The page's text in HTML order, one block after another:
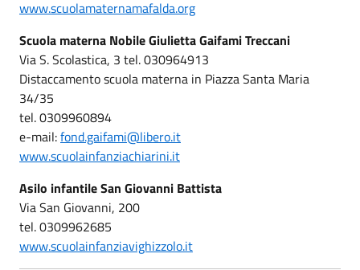
www.scuolamaternamafalda.org
Scuola materna Nobile Giulietta Gaifami Treccani
Via S. Scolastica, 3 tel. 030964913
Distaccamento scuola materna in Piazza Santa Maria
34/35
tel. 0309960894
e-mail:fond.gaifami@libero.it
www.scuolainfanziachiarini.it
Asilo infantile San Giovanni Battista
Via San Giovanni, 200
tel. 0309962685
www.scuolainfanziavighizzolo.it